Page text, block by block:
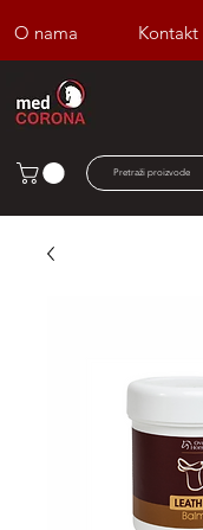
O nama Kontakt